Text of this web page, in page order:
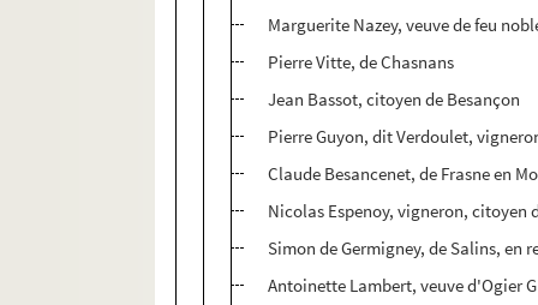
Marguerite Nazey, veuve de feu
Pierre Vitte, de Chasnans
Jean Bassot, citoyen de Besançon
Pierre Guyon, dit Verdoulet,
Claude Besancenet, de Frasne en
Nicolas Espenoy, vigneron, citoyen
Simon de Germigney, de Salins, en
Antoinette Lambert, veuve d'Ogier